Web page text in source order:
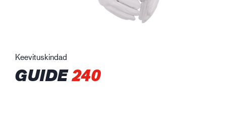
Keevituskindad
GUIDE240